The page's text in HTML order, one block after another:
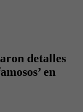
detalles
en